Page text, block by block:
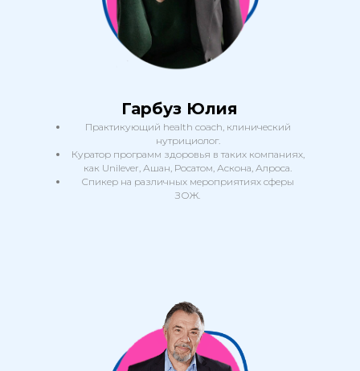
Гарбуз Юлия
Практикующий health coach, клинический
нутрициолог.
Куратор программ здоровья в таких компаниях,
как Unilever, Ашан, Росатом, Аскона, Алроса.
Спикер на различных мероприятиях сферы
ЗОЖ.